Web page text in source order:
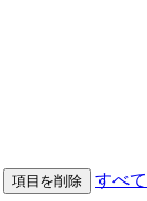
すべ